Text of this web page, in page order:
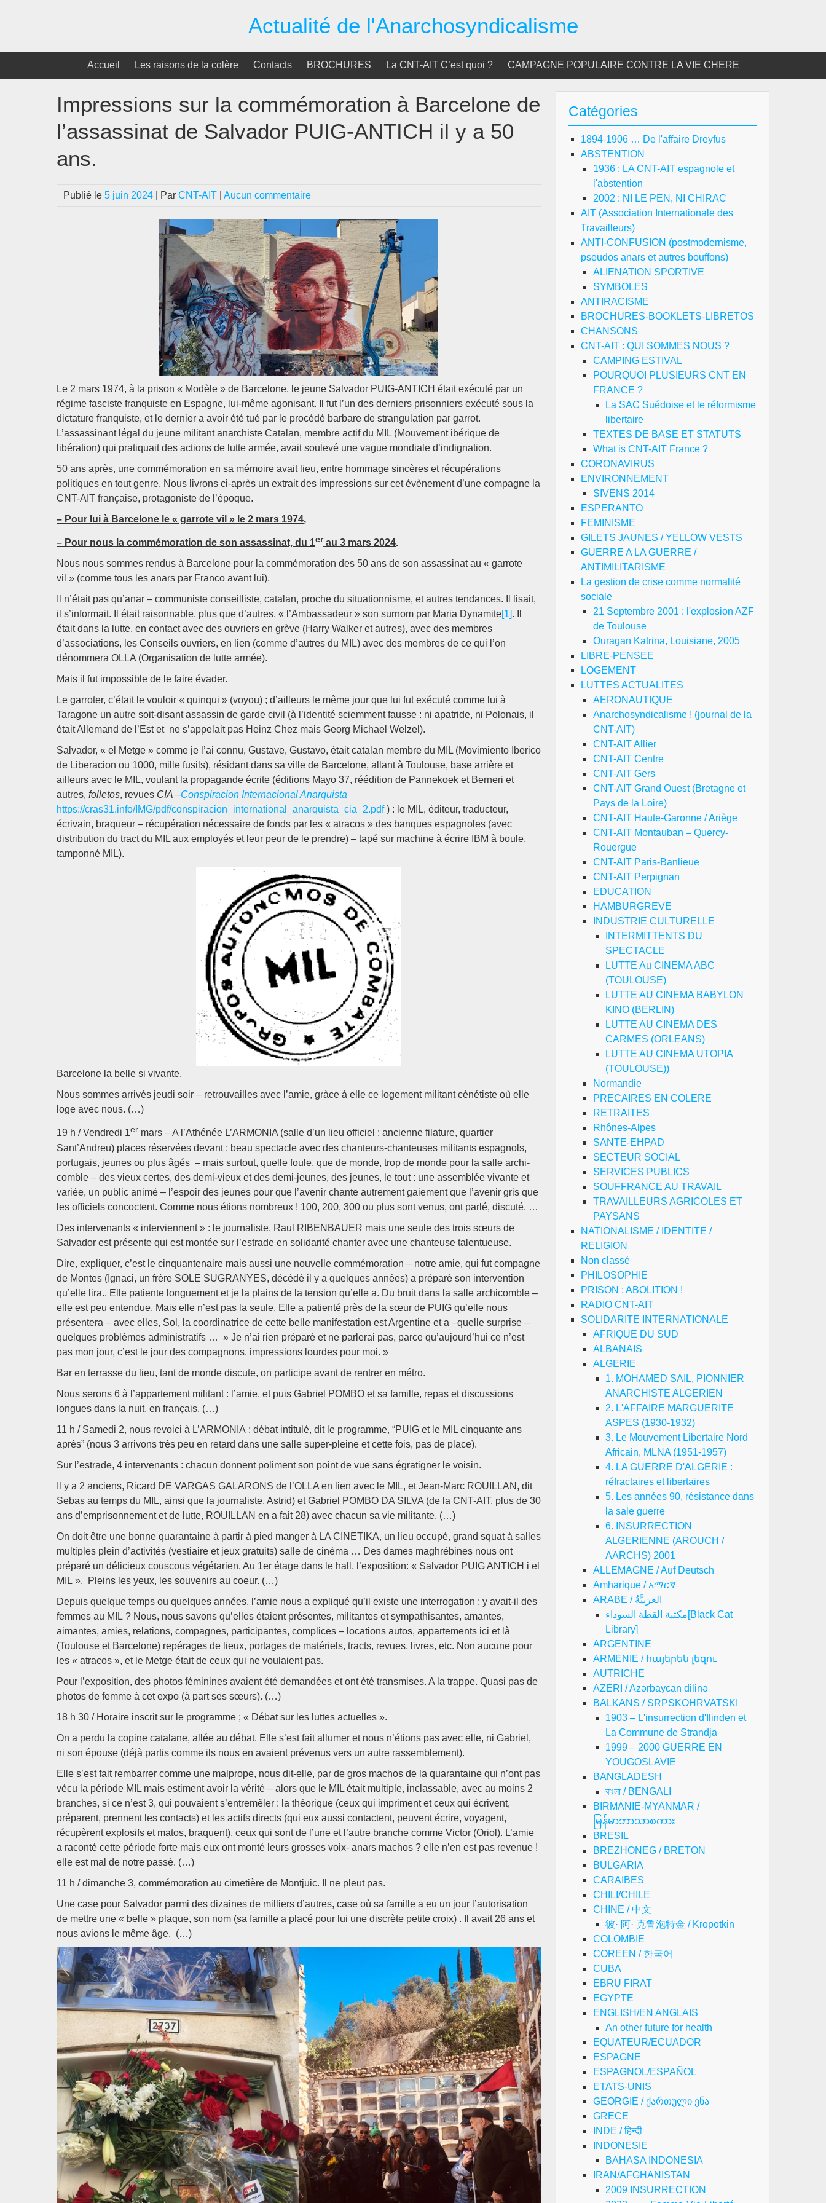
Actualité de l'Anarchosyndicalisme
Accueil Les raisons de la colère Contacts BROCHURES La CNT-AIT C’est quoi ? CAMPAGNE POPULAIRE CONTRE LA VIE CHERE
Impressions sur la commémoration à Barcelone de
l’assassinat de Salvador PUIG-ANTICH il y a 50
ans.
Publié le 5 juin 2024 | Par CNT-AIT Aucun commentaire
Le 2 mars 1974, à la prison « Modèle » de Barcelone, le jeune Salvador PUIG-ANTICH était exécuté par un
régime fasciste franquiste en Espagne, lui-même agonisant. Il fut l’un des derniers prisonniers exécuté sous la
dictature franquiste, et le dernier a avoir été tué par le procédé barbare de strangulation par garrot.
L’assassinant légal du jeune militant anarchiste Catalan, membre actif du MIL (Mouvement ibérique de
libération) qui pratiquait des actions de lutte armée, avait soulevé une vague mondiale d’indignation.
50 ans après, une commémoration en sa mémoire avait lieu, entre hommage sincères et récupérations
politiques en tout genre. Nous livrons ci-après un extrait des impressions sur cet évènement d’une compagne la
CNT-AIT française, protagoniste de l’époque.
– Pour lui à Barcelone le « garrote vil » le 2 mars 1974,
– Pour nous la commémoration de son assassinat, du 1erau 3 mars 2024.
Nous nous sommes rendus à Barcelone pour la commémoration des 50 ans de son assassinat au « garrote
vil » (comme tous les anars par Franco avant lui).
Il n’était pas qu’anar – communiste conseilliste, catalan, proche du situationnisme, et autres tendances. Il lisait,
il s’informait. Il était raisonnable, plus que d’autres, « l’Ambassadeur » son surnom par Maria Dynamite[1]. Il
était dans la lutte, en contact avec des ouvriers en grève (Harry Walker et autres), avec des membres
d’associations, les Conseils ouvriers, en lien (comme d’autres du MIL) avec des membres de ce qui l’on
dénommera OLLA (Organisation de lutte armée).
Mais il fut impossible de le faire évader.
Le garroter, c’était le vouloir « quinqui » (voyou) ; d’ailleurs le même jour que lui fut exécuté comme lui à
Taragone un autre soit-disant assassin de garde civil (à l’identité sciemment fausse : ni apatride, ni Polonais, il
était Allemand de l’Est et ne s’appelait pas Heinz Chez mais Georg Michael Welzel).
Salvador, « el Metge » comme je l’ai connu, Gustave, Gustavo, était catalan membre du MIL (Movimiento Iberico
de Liberacion ou 1000, mille fusils), résidant dans sa ville de Barcelone, allant à Toulouse, base arrière et
ailleurs avec le MIL, voulant la propagande écrite (éditions Mayo 37, réédition de Pannekoek et Berneri et
autres, folletos, revues CIA –Conspiracion Internacional Anarquista
https://cras31.info/IMG/pdf/conspiracion_international_anarquista_cia_2.pdf) : le MIL, éditeur, traducteur,
écrivain, braqueur – récupération nécessaire de fonds par les « atracos » des banques espagnoles (avec
distribution du tract du MIL aux employés et leur peur de le prendre) – tapé sur machine à écrire IBM à boule,
tamponné MIL).
Barcelone la belle si vivante.
Nous sommes arrivés jeudi soir – retrouvailles avec l’amie, gràce à elle ce logement militant cénétiste où elle
loge avec nous. (…)
19 h / Vendredi 1er mars – A l’Athénée L’ARMONIA (salle d’un lieu officiel : ancienne filature, quartier
Sant’Andreu) places réservées devant : beau spectacle avec des chanteurs-chanteuses militants espagnols,
portugais, jeunes ou plus âgés – mais surtout, quelle foule, que de monde, trop de monde pour la salle archi-
comble – des vieux certes, des demi-vieux et des demi-jeunes, des jeunes, le tout : une assemblée vivante et
variée, un public animé – l’espoir des jeunes pour que l’avenir chante autrement gaiement que l’avenir gris que
les officiels concoctent. Comme nous étions nombreux ! 100, 200, 300 ou plus sont venus, ont parlé, discuté. …
Des intervenants « interviennent » : le journaliste, Raul RIBENBAUER mais une seule des trois sœurs de
Salvador est présente qui est montée sur l’estrade en solidarité chanter avec une chanteuse talentueuse.
Dire, expliquer, c’est le cinquantenaire mais aussi une nouvelle commémoration – notre amie, qui fut compagne
de Montes (Ignaci, un frère SOLE SUGRANYES, décédé il y a quelques années) a préparé son intervention
qu’elle lira.. Elle patiente longuement et je la plains de la tension qu’elle a. Du bruit dans la salle archicomble –
elle est peu entendue. Mais elle n’est pas la seule. Elle a patienté près de la sœur de PUIG qu’elle nous
présentera – avec elles, Sol, la coordinatrice de cette belle manifestation est Argentine et a –quelle surprise –
quelques problèmes administratifs … » Je n’ai rien préparé et ne parlerai pas, parce qu’aujourd’hui ce n’est
pas mon jour, c’est le jour des compagnons. impressions lourdes pour moi. »
Bar en terrasse du lieu, tant de monde discute, on participe avant de rentrer en métro.
Nous serons 6 à l’appartement militant : l’amie, et puis Gabriel POMBO et sa famille, repas et discussions
longues dans la nuit, en français. (…)
11 h / Samedi 2, nous revoici à L’ARMONIA : débat intitulé, dit le programme, “PUIG et le MIL cinquante ans
après” (nous 3 arrivons très peu en retard dans une salle super-pleine et cette fois, pas de place).
Sur l’estrade, 4 intervenants : chacun donnent poliment son point de vue sans égratigner le voisin.
Il y a 2 anciens, Ricard DE VARGAS GALARONS de l’OLLA en lien avec le MIL, et Jean-Marc ROUILLAN, dit
Sebas au temps du MIL, ainsi que la journaliste, Astrid) et Gabriel POMBO DA SILVA (de la CNT-AIT, plus de 30
ans d’emprisonnement et de lutte, ROUILLAN en a fait 28) avec chacun sa vie militante. (…)
On doit être une bonne quarantaine à partir à pied manger à LA CINETIKA, un lieu occupé, grand squat à salles
multiples plein d’activités (vestiaire et jeux gratuits) salle de cinéma … Des dames maghrébines nous ont
préparé un délicieux couscous végétarien. Au 1er étage dans le hall, l’exposition: « Salvador PUIG ANTICH i el
MIL ». Pleins les yeux, les souvenirs au coeur. (…)
Depuis quelque temps ou quelques années, l’amie nous a expliqué qu’il existe une interrogation : y avait-il des
femmes au MIL ? Nous, nous savons qu’elles étaient présentes, militantes et sympathisantes, amantes,
aimantes, amies, relations, compagnes, participantes, complices – locations autos, appartements ici et là
(Toulouse et Barcelone) repérages de lieux, portages de matériels, tracts, revues, livres, etc. Non aucune pour
les « atracos », et le Metge était de ceux qui ne voulaient pas.
Pour l’exposition, des photos féminines avaient été demandées et ont été transmises. A la trappe. Quasi pas de
photos de femme à cet expo (à part ses sœurs). (…)
18 h 30 / Horaire inscrit sur le programme ; « Débat sur les luttes actuelles ».
On a perdu la copine catalane, allée au débat. Elle s’est fait allumer et nous n’étions pas avec elle, ni Gabriel,
ni son épouse (déjà partis comme ils nous en avaient prévenus vers un autre rassemblement).
Elle s’est fait rembarrer comme une malprope, nous dit-elle, par de gros machos de la quarantaine qui n’ont pas
vécu la période MIL mais estiment avoir la vérité – alors que le MIL était multiple, inclassable, avec au moins 2
branches, si ce n’est 3, qui pouvaient s’entremêler : la théorique (ceux qui impriment et ceux qui écrivent,
préparent, prennent les contacts) et les actifs directs (qui eux aussi contactent, peuvent écrire, voyagent,
récupèrent explosifs et matos, braquent), ceux qui sont de l’une et l’autre branche comme Victor (Oriol). L’amie
a raconté cette période forte mais eux ont monté leurs grosses voix- anars machos ? elle n’en est pas revenue !
elle est mal de notre passé. (…)
11 h / dimanche 3, commémoration au cimetière de Montjuic. Il ne pleut pas.
Une case pour Salvador parmi des dizaines de milliers d’autres, case où sa famille a eu un jour l’autorisation
de mettre une « belle » plaque, son nom (sa famille a placé pour lui une discrète petite croix) . Il avait 26 ans et
nous avions le même âge. (…)
Catégories
1894-1906 … De l'affaire Dreyfus
ABSTENTION
1936 : LA CNT-AIT espagnole et
l'abstention
2002 : NI LE PEN, NI CHIRAC
AIT (Association Internationale des
Travailleurs)
ANTI-CONFUSION (postmodernisme,
pseudos anars et autres bouffons)
ALIENATION SPORTIVE
SYMBOLES
ANTIRACISME
BROCHURES-BOOKLETS-LIBRETOS
CHANSONS
CNT-AIT : QUI SOMMES NOUS ?
CAMPING ESTIVAL
POURQUOI PLUSIEURS CNT EN
FRANCE ?
La SAC Suédoise et le réformisme
libertaire
TEXTES DE BASE ET STATUTS
What is CNT-AIT France ?
CORONAVIRUS
ENVIRONNEMENT
SIVENS 2014
ESPERANTO
FEMINISME
GILETS JAUNES / YELLOW VESTS
GUERRE A LA GUERRE /
ANTIMILITARISME
La gestion de crise comme normalité
sociale
21 Septembre 2001 : l'explosion AZF
de Toulouse
Ouragan Katrina, Louisiane, 2005
LIBRE-PENSEE
LOGEMENT
LUTTES ACTUALITES
AERONAUTIQUE
Anarchosyndicalisme ! (journal de la
CNT-AIT)
CNT-AIT Allier
CNT-AIT Centre
CNT-AIT Gers
CNT-AIT Grand Ouest (Bretagne et
Pays de la Loire)
CNT-AIT Haute-Garonne / Ariège
CNT-AIT Montauban – Quercy-
Rouergue
CNT-AIT Paris-Banlieue
CNT-AIT Perpignan
EDUCATION
HAMBURGREVE
INDUSTRIE CULTURELLE
INTERMITTENTS DU
SPECTACLE
LUTTE Au CINEMA ABC
(TOULOUSE)
LUTTE AU CINEMA BABYLON
KINO (BERLIN)
LUTTE AU CINEMA DES
CARMES (ORLEANS)
LUTTE AU CINEMA UTOPIA
(TOULOUSE))
Normandie
PRECAIRES EN COLERE
RETRAITES
Rhônes-Alpes
SANTE-EHPAD
SECTEUR SOCIAL
SERVICES PUBLICS
SOUFFRANCE AU TRAVAIL
TRAVAILLEURS AGRICOLES ET
PAYSANS
NATIONALISME / IDENTITE /
RELIGION
Non classé
PHILOSOPHIE
PRISON : ABOLITION !
RADIO CNT-AIT
SOLIDARITE INTERNATIONALE
AFRIQUE DU SUD
ALBANAIS
ALGERIE
1. MOHAMED SAIL, PIONNIER
ANARCHISTE ALGERIEN
2. L'AFFAIRE MARGUERITE
ASPES (1930-1932)
3. Le Mouvement Libertaire Nord
Africain, MLNA (1951-1957)
4. LA GUERRE D'ALGERIE :
réfractaires et libertaires
5. Les années 90, résistance dans
la sale guerre
6. INSURRECTION
ALGERIENNE (AROUCH /
AARCHS) 2001
ALLEMAGNE / Auf Deutsch
Amharique / አማርኛ
ARABE / العَرَبِيَّةُ
مكتبة القطة السوداء[Black Cat
Library]
ARGENTINE
ARMENIE / հայերեն լեզու
AUTRICHE
AZERI / Azərbaycan dilinə
BALKANS / SRPSKOHRVATSKI
1903 – L'insurrection d'Ilinden et
La Commune de Strandja
1999 – 2000 GUERRE EN
YOUGOSLAVIE
BANGLADESH
বাংলা / BENGALI
BIRMANIE-MYANMAR /
မြန်မာဘာသာစကား
BRESIL
BREZHONEG / BRETON
BULGARIA
CARAIBES
CHILI/CHILE
CHINE / 中文
彼· 阿· 克鲁泡特金 / Kropotkin
COLOMBIE
COREEN / 한국어
CUBA
EBRU FIRAT
EGYPTE
ENGLISH/EN ANGLAIS
An other future for health
EQUATEUR/ECUADOR
ESPAGNE
ESPAGNOL/ESPAÑOL
ETATS-UNIS
GEORGIE / ქართული ენა
GRECE
INDE / हिन्दी
INDONESIE
BAHASA INDONESIA
IRAN/AFGHANISTAN
2009 INSURRECTION